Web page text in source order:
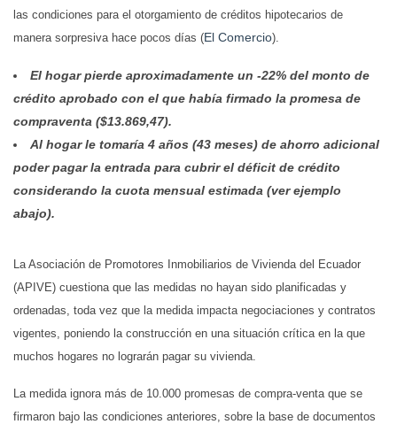
las condiciones para el otorgamiento de créditos hipotecarios de
manera sorpresiva hace pocos días (El Comercio).
El hogar pierde aproximadamente un -22% del monto de
crédito aprobado con el que había firmado la promesa de
compraventa ($13.869,47).
Al hogar le tomaría 4 años (43 meses) de ahorro adicional
poder pagar la entrada para cubrir el déficit de crédito
considerando la cuota mensual estimada (ver ejemplo
abajo).
La Asociación de Promotores Inmobiliarios de Vivienda del Ecuador
(APIVE) cuestiona que las medidas no hayan sido planificadas y
ordenadas, toda vez que la medida impacta negociaciones y contratos
vigentes, poniendo la construcción en una situación crítica en la que
muchos hogares no lograrán pagar su vivienda.
La medida ignora más de 10.000 promesas de compra-venta que se
firmaron bajo las condiciones anteriores, sobre la base de documentos